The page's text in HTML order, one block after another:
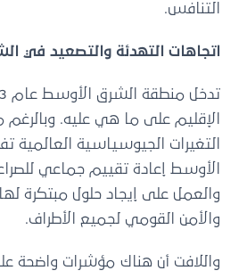
التنافس.
اتجاهات التهدئة والتصعيد في
الإقليم على ما هي عليه. وبالرغم
التغيرات الجيوسياسية
الأوسط إعادة تقييم جماعي للصراع
والعمل على إيجاد حلول مبتكرة
والأمن القومي لجميع الأطراف.
واللافت أن هناك مؤشرات واضحة